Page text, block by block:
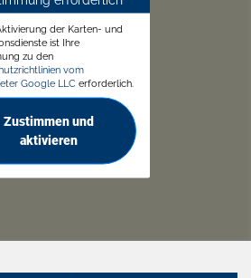
der Karten- und
ist Ihre
zu den
vom
Google LLC erforderlich.
Zustimmen und
aktivieren